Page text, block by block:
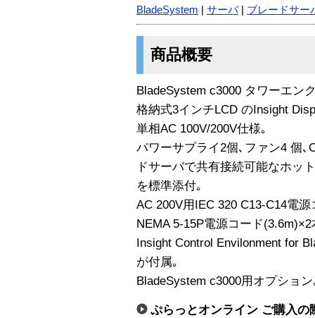
BladeSystem サーバ| ブレードサー
商品概要
BladeSystem c3000 タワーエン
格納式3インチLCD のInsight
単相AC 100V/200V仕様｡
パワーサプライ2個､ファン4 個､
ドサーバで共有接続可能なホッ
を標準添付｡
AC 200V用IEC 320 C13-C14電
NEMA 5-15P電源コード
Insight Control Envilonment for
が付属｡
BladeSystem c3000用オプション
ぷらっとオンライン ご購入の